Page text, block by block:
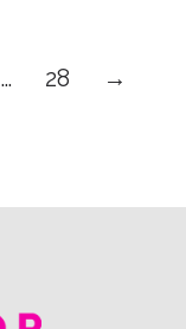
… 28 →